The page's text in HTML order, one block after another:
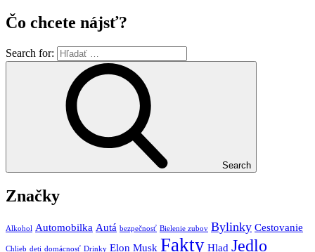
Čo chcete nájsť?
Search for:
Search
Značky
Alkohol Automobilka Autá bezpečnosť Bielenie zubov Bylinky Cestovanie
Chlieb deti domácnosť Drinky Elon Musk Fakty Hlad Jedlo